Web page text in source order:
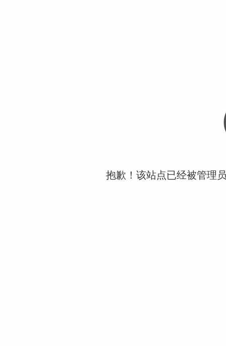
抱歉！该站点已经被管理